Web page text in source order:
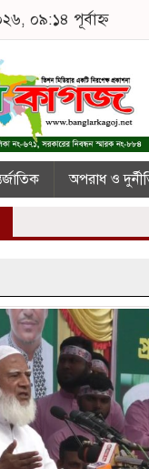
০৯:১৪ পূর্বাহ্ন
অপরাধ ও